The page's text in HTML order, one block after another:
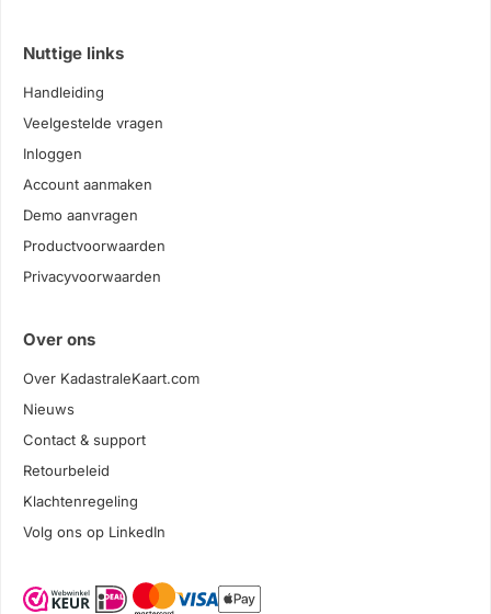
Nuttige links
Handleiding
Veelgestelde vragen
Inloggen
Account aanmaken
Demo aanvragen
Productvoorwaarden
Privacyvoorwaarden
Over ons
Over KadastraleKaart.com
Nieuws
Contact & support
Retourbeleid
Klachtenregeling
Volg ons op LinkedIn